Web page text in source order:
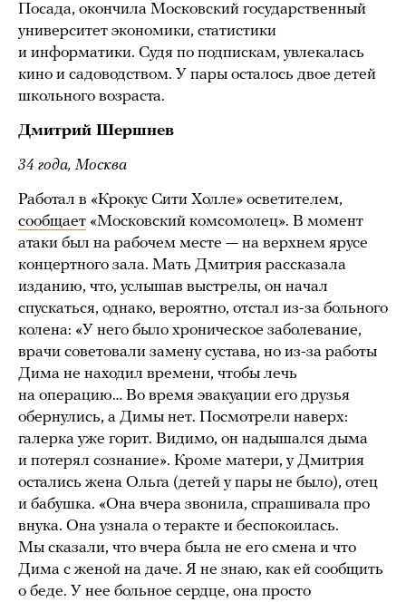
Посада, окончила Московский государственный
университет экономики, статистики
и информатики. Судя по подпискам, увлекалась
кино и садоводством. У пары осталось двое детей
школьного возраста.
Дмитрий Шершнев
34 года, Москва
Работал в «Крокус Сити Холле» осветителем,
сообщает «Московский комсомолец». В момент
атаки был на рабочем месте — на верхнем ярусе
концертного зала. Мать Дмитрия рассказала
изданию, что, услышав выстрелы, он начал
спускаться, однако, вероятно, отстал из-за больного
колена: «У него было хроническое заболевание,
врачи советовали замену сустава, но из-за работы
Дима не находил времени, чтобы лечь
на операцию… Во время эвакуации его друзья
обернулись, а Димы нет. Посмотрели наверх:
галерка уже горит. Видимо, он надышался дыма
и потерял сознание». Кроме матери, у Дмитрия
остались жена Ольга (детей у пары не было), отец
и бабушка. «Она вчера звонила, спрашивала про
внука. Она узнала о теракте и беспокоилась.
Мы сказали, что вчера была не его смена и что
Дима с женой на даче. Я не знаю, как ей сообщить
о беде. У нее больное сердце, она просто